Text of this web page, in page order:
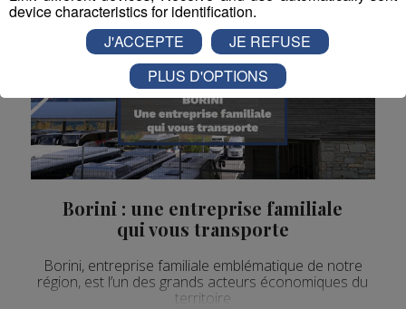
Borini : une entreprise familiale
qui vous transporte
Borini, entreprise familiale emblématique de notre
région, est l’un des grands acteurs économiques du
territoire
device characteristics for identification.
J'ACCEPTE
JE REFUSE
PLUS D'OPTIONS